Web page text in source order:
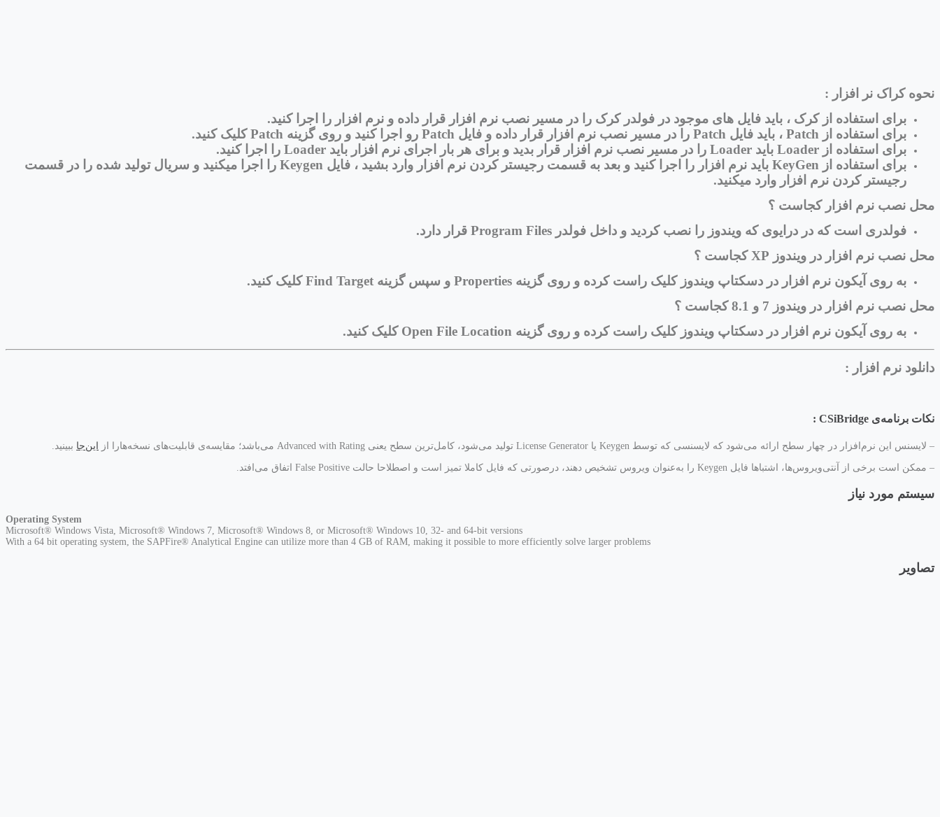
نحوه کراک نر افزار :
برای استفاده ازکرک ، باید فایل های موجود در فولدر کرک را در مسیر نصب نرم افزار قرار داده و نرم افزار را اجرا کنید.
برای استفاده از Patch ، باید فایل Patch را در مسیر نصب نرم افزار قرار داده و فایل Patch رو اجرا کنید و روی گزینه Patch کلیک کنید.
برای استفاده از Loader باید Loader را در مسیر نصب نرم افزار قرار بدید و برای هر بار اجرای نرم افزار باید Loader را اجرا کنید.
برای استفاده از KeyGen
باید نرم افزار را اجرا کنید و بعد به قسمت رجیستر کردن نرم افزار وارد بشید ، فایل Keygen را اجرا میکنید و سریال تولید شده را در قسمت
رجیستر کردن نرم افزار وارد میکنید.
محل نصب نرم افزار کجاست ؟
فولدری است که در درایوی که ویندوز را نصب کردید و داخل فولدر Program Files قرار دارد.
محل نصب نرم افزار در ویندوز XP کجاست ؟
به روی آیکون نرم افزار در دسکتاپ ویندوز کلیک راست کرده و روی گزینه Properties و سپس گزینه Find Target کلیک کنید.
محل نصب نرم افزار در ویندوز 7 و 8.1 کجاست ؟
به روی آیکون نرم افزار در دسکتاپ ویندوز کلیک راست کرده و روی گزینه Open File Location کلیک کنید.
دانلود نرم افزار :
نکات برنامه‌ی CSiBridge
:
– لایسنس این نرم‌افزار در چهار سطح ارائه می‌شود که لایسنسی که توسط Keygen یا License Generator تولید می‌شود، کامل‌ترین سطح یعنی Advanced with Rating می‌باشد؛ مقایسه‌ی قابلیت‌های نسخه‌هارا از این‌جا ببینید.
– ممکن است برخی از آنتی‌ویروس‌ها، اشتباها فایل Keygen را به‌عنوان ویروس تشخیص دهند، درصورتی که فایل کاملا تمیز است و اصطلاحا حالت False Positive اتفاق می‌افتد.
سیستم مورد نیاز
Operating System
Microsoft® Windows Vista, Microsoft® Windows 7, Microsoft® Windows 8, or Microsoft® Windows 10, 32- and 64-bit versions
With a 64 bit operating system, the SAPFire® Analytical Engine can utilize more than 4 GB of RAM, making it possible to more efficiently solve larger problems
تصاویر